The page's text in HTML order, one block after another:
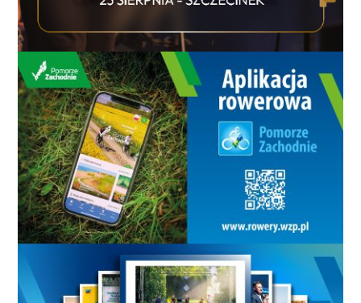
częścią miejskiego krajobrazu. Tyle że im więcej
samochodów, tym większy problem z parkowaniem,
korkami i przestrzenią. Miasto może mieć więcej dróg,
parkingów i rond, ale nigdy nie wygra wyścigu z
nieskończonym apetytem na kolejne auta. Dlatego
pytanie na następną dekadę brzmi nie tylko: ile
samochodów będzie w Koszalinie, ale czy mieszkańcy
będą mieli realną alternatywę. W 2013 roku MZK
dysponowało 64 pojazdami, a sieć komunikacyjna
obejmowała 14 linii o łącznej długości 156,29 km. Dziś
ten temat warto zestawić z aktualną debatą o
połączeniach powiatowych i dostępności
komunikacyjnej regionu. Koszalin coraz wyraźniej
musi myśleć nie tylko o transporcie wewnątrz miasta,
ale też o swojej roli jako centrum dla okolicznych